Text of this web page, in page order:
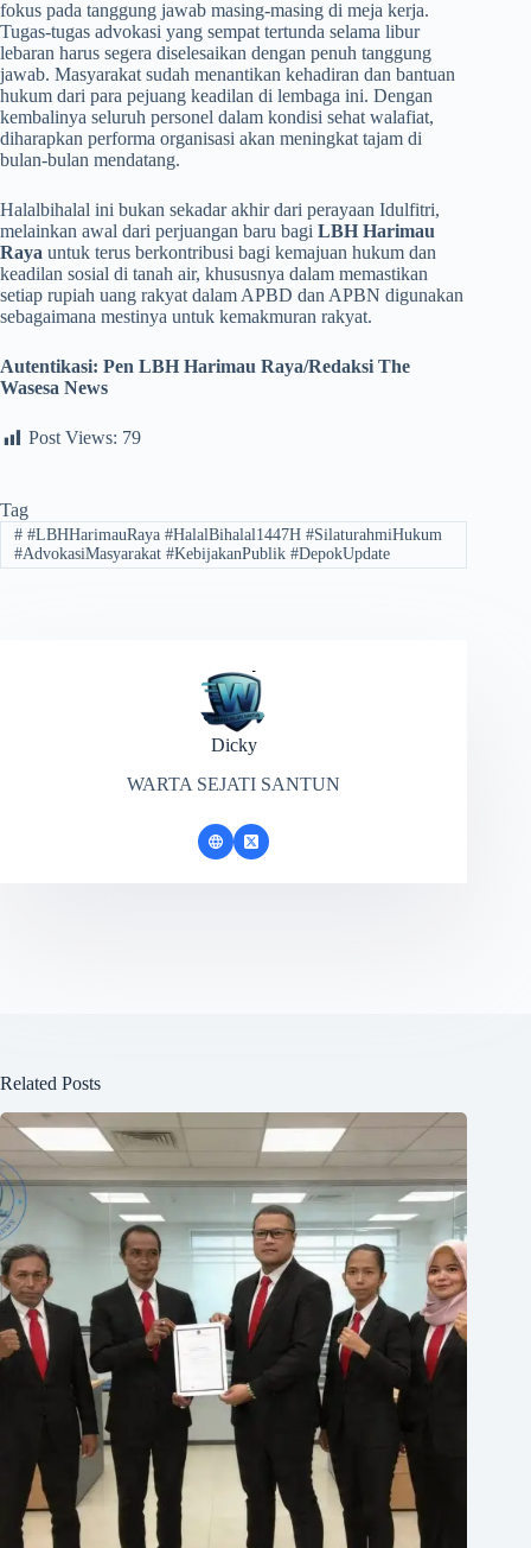
fokus pada tanggung jawab masing-masing di meja kerja.
Tugas-tugas advokasi yang sempat tertunda selama libur
lebaran harus segera diselesaikan dengan penuh tanggung
jawab. Masyarakat sudah menantikan kehadiran dan bantuan
hukum dari para pejuang keadilan di lembaga ini. Dengan
kembalinya seluruh personel dalam kondisi sehat walafiat,
diharapkan performa organisasi akan meningkat tajam di
bulan-bulan mendatang.
Halalbihalal ini bukan sekadar akhir dari perayaan Idulfitri,
melainkan awal dari perjuangan baru bagi LBH Harimau
Raya untuk terus berkontribusi bagi kemajuan hukum dan
keadilan sosial di tanah air, khususnya dalam memastikan
setiap rupiah uang rakyat dalam APBD dan APBN digunakan
sebagaimana mestinya untuk kemakmuran rakyat.
Autentikasi: Pen LBH Harimau Raya/Redaksi The
Wasesa News
Post Views: 79
Tag
#​#LBHHarimauRaya #HalalBihalal1447H #SilaturahmiHukum
#AdvokasiMasyarakat #KebijakanPublik #DepokUpdate
Dicky
WARTA SEJATI SANTUN
Related Posts